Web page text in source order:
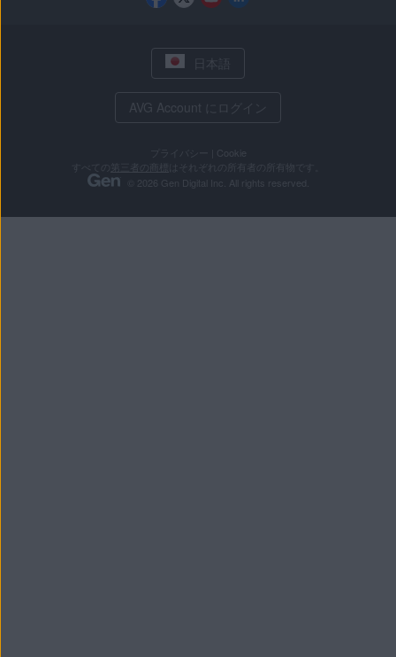
日本語
AVG Account にログイン
プライバシー
Cookie
第三者の商標
はそれぞれの所有者の所有物です。
© 2026 Gen Digital Inc. All rights reserved.